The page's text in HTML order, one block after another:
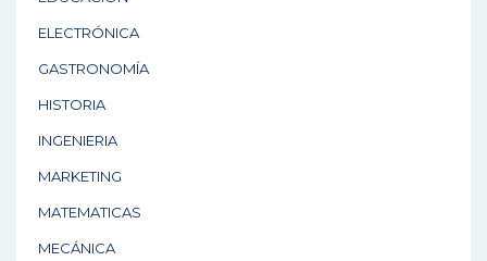
ELECTRÓNICA
GASTRONOMÍA
HISTORIA
INGENIERIA
MARKETING
MATEMATICAS
MECÁNICA